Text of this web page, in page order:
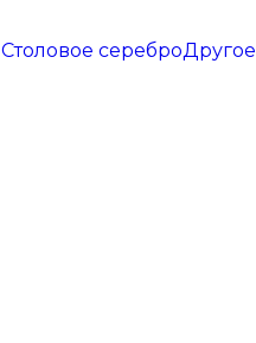
Столовое сереброДругое